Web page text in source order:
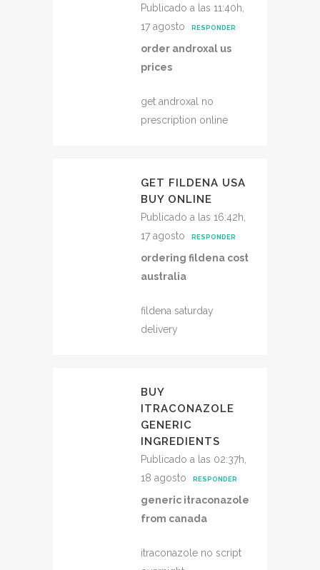
Publicado a las 11:40h,
17 agosto
RESPONDER
order androxal us
prices
get androxal no
prescription online
GET FILDENA USA
BUY ONLINE
Publicado a las 16:42h,
17 agosto
RESPONDER
ordering fildena cost
australia
fildena saturday
delivery
BUY
ITRACONAZOLE
GENERIC
INGREDIENTS
Publicado a las 02:37h,
18 agosto
RESPONDER
generic itraconazole
from canada
itraconazole no script